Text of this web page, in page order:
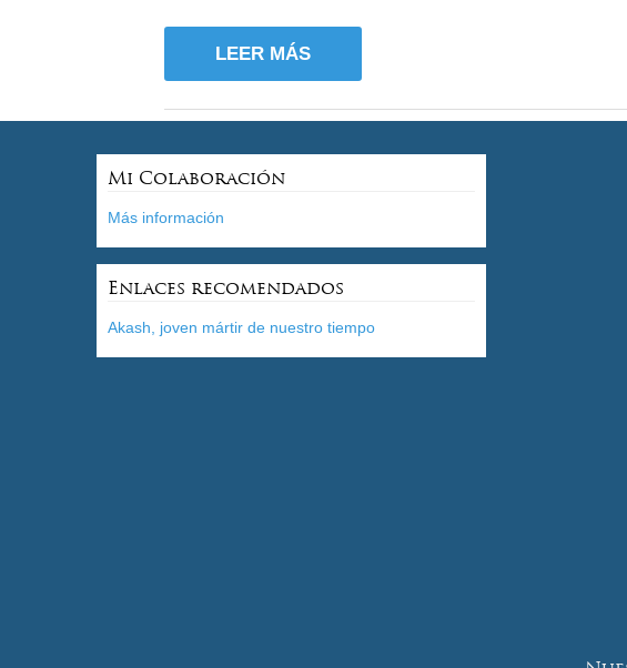
LEER MÁS
Mi Colaboración
Más información
Enlaces recomendados
Akash, joven mártir de nuestro tiempo